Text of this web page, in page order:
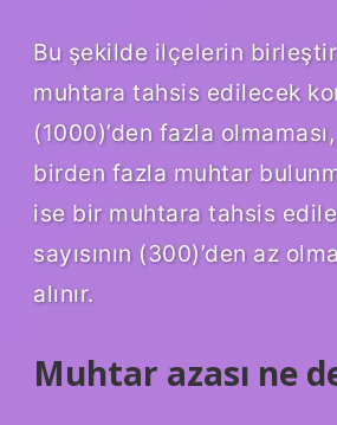
Bu şekilde ilçelerin
muhtara tahsis edilecek
(1000)’den fazla
birden fazla muhtar
ise bir muhtara tahsis
sayısının (300)’den az
alınır.
Muhtar azası ne